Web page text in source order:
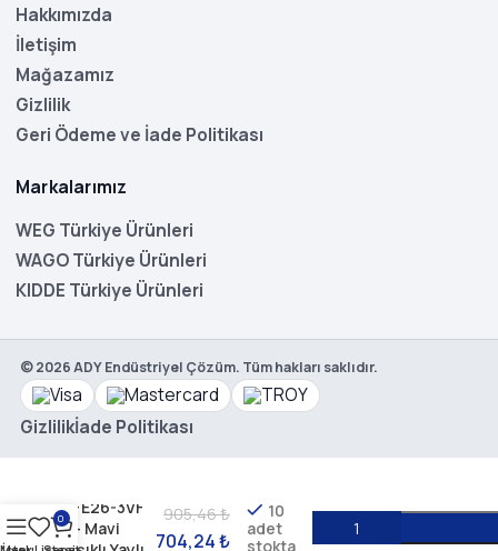
Hakkımızda
İletişim
Mağazamız
Gizlilik
Geri Ödeme ve İade Politikası
Markalarımız
WEG Türkiye Ürünleri
WAGO Türkiye Ürünleri
KIDDE Türkiye Ürünleri
©2026ADY Endüstriyel Çözüm. Tüm hakları saklıdır.
Gizlilikİade Politikası
BFI4-
FE26-3VF
– Mavi
905,46₺
704,24₺
10
adet
stokta
0